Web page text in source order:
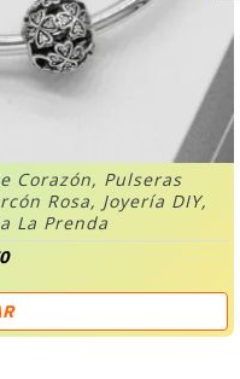
Corazón, Pulseras
Rosa, Joyería DIY,
La Prenda